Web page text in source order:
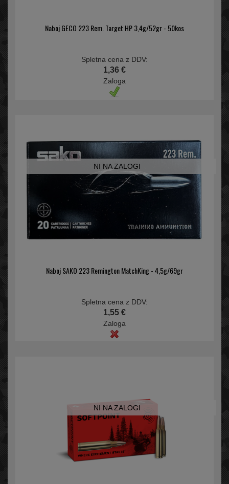
Naboj GECO 223 Rem. Target HP 3,4g/52gr - 50kos
Spletna cena z DDV:
1,36 €
Zaloga
NI NA ZALOGI
Naboj SAKO 223 Remington MatchKing - 4,5g/69gr
Spletna cena z DDV:
1,55 €
Zaloga
NI NA ZALOGI